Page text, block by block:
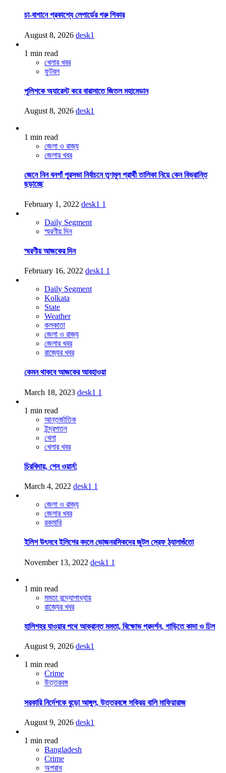
চা-বাগানে প্রকাশ্যে লেপার্ডের গরু শিকার
August 8, 2026 desk1
1 min read
খেলার খবর
ফুটবল
পুলিশকে অ্যারেস্ট করে বারাসাতে জিতল মহামেডান
August 8, 2026 desk1
1 min read
জেলা ও রাজ্য
জেলার খবর
জেনে নিন বনগাঁ পুরসভা নির্বাচনে তৃণমূল প্রার্থী তালিকা নিয়ে কেন বিভ্রান্তি
ছড়াচ্ছে
February 1, 2022 desk1 1
Daily Segment
স্মরণীয় দিন
স্মরণীয় আজকের দিন
February 16, 2022 desk1 1
Daily Segment
Kolkata
State
Weather
কলকাতা
জেলা ও রাজ্য
জেলার খবর
রাজ্যের খবর
কেমন থাকবে আজকের আবহাওয়া
March 18, 2023 desk1 1
1 min read
আন্তর্জাতিক
ইন্দ্রপতন
খেলা
খেলার খবর
চিরবিদায়, শেন ওয়ার্ন!
March 4, 2022 desk1 1
জেলা ও রাজ্য
জেলার খবর
রকমারি
ইলিশ উৎসবে ইলিশের বদলে ভোজনরসিকদের জুটল স্রেফ ঠ্যালাগুঁতো
November 13, 2022 desk1 1
1 min read
মমতা বন্দ্যোপাধ্যায়
রাজ্যের খবর
হালিশহর যাওয়ার পথে আক্রান্ত মমতা, বিক্ষোভ প্রদর্শন, গাড়িতে কাদা ও ঢিল
August 9, 2026 desk1
1 min read
Crime
উত্তরবঙ্গ
সরকারি নির্দেশকে বুড়ো আঙ্গুল, উত্তরবঙ্গে সক্রিয় বালি মাফিয়ারাজ
August 9, 2026 desk1
1 min read
Bangladesh
Crime
অপরাধ